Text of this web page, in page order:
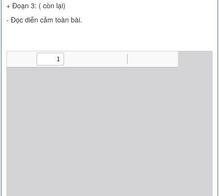
+ Đoạn 3: ( còn lại)
- Đọc diễn cảm toàn bài.